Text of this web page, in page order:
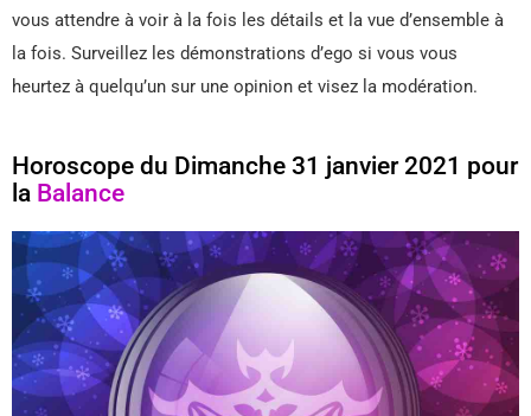
vous attendre à voir à la fois les détails et la vue d’ensemble à
la fois. Surveillez les démonstrations d’ego si vous vous
heurtez à quelqu’un sur une opinion et visez la modération.
Horoscope du Dimanche 31 janvier 2021 pour
la Balance